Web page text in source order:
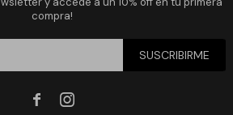
compra!
SUSCRIBIRME
 